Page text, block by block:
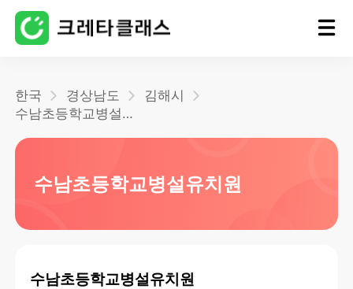
블로그
한국 경상남도
김해시
수남초등학교병설유치원
수남초등학교병설유치원
수남초등학교병설유치원